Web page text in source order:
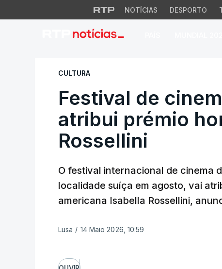
NOTÍCIAS DESPORTO
Festival de
CULTURA
Festival de
atribui prémio
Rossellini
O festival internacional de cinema
localidade suíça em agosto, vai
americana Isabella Rossellini,
Lusa / 14 Maio 2026, 10:59